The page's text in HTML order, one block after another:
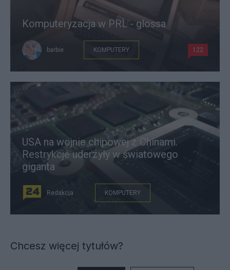
Komputeryzacja w PRL - glossa
barbie KOMPUTERY 122
USA na wojnie chipowej z Chinami.
Restrykcje uderzyły w światowego
giganta
Redakcja KOMPUTERY
Chcesz więcej tytułów?